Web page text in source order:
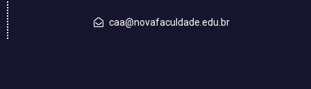
caa@novafaculdade.edu.br